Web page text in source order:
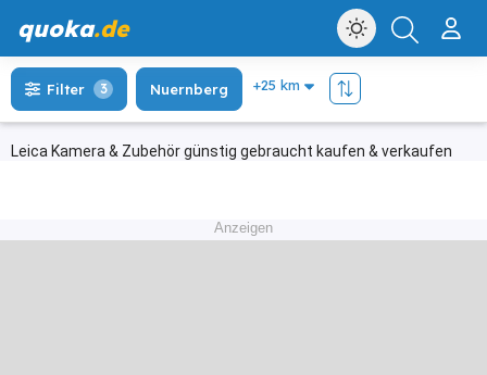
quoka.de
Leica Kamera & Zubehör günstig gebraucht kaufen & verkaufen
Filter 3 Nuernberg
Anzeigen